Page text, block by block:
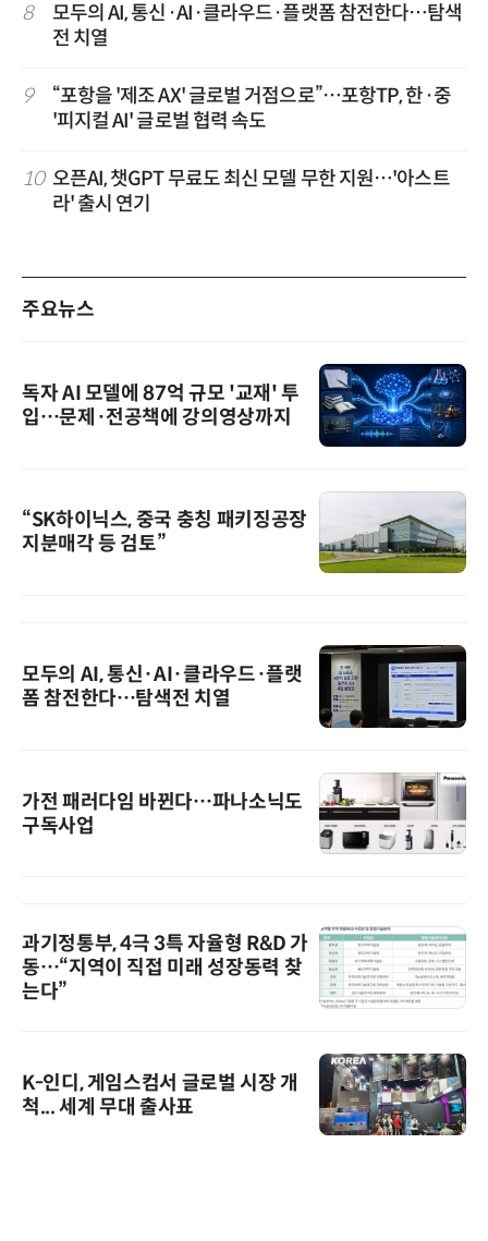
8
모두의 AI, 통신·AI·클라우드·플랫폼 참전한다…탐색
전 치열
9
“포항을 '제조 AX' 글로벌 거점으로”…포항TP, 한·중
'피지컬 AI' 글로벌 협력 속도
10 오픈AI, 챗GPT 무료도 최신 모델 무한 지원…'아스트
라' 출시 연기
주요뉴스
독자 AI 모델에 87억 규모 '교재' 투
입…문제·전공책에 강의영상까지
“SK하이닉스, 중국 충칭 패키징공장
지분매각 등 검토”
모두의 AI, 통신·AI·클라우드·플랫
폼 참전한다…탐색전 치열
가전 패러다임 바뀐다…파나소닉도
구독사업
과기정통부, 4극 3특 자율형 R&D 가
동…“지역이 직접 미래 성장동력 찾
는다”
K-인디, 게임스컴서 글로벌 시장 개
척... 세계 무대 출사표